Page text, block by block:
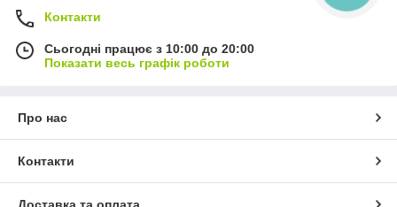
Контакти
Сьогодні працює з 10:00 до 20:00
Показати весь графік роботи
Про нас
Контакти